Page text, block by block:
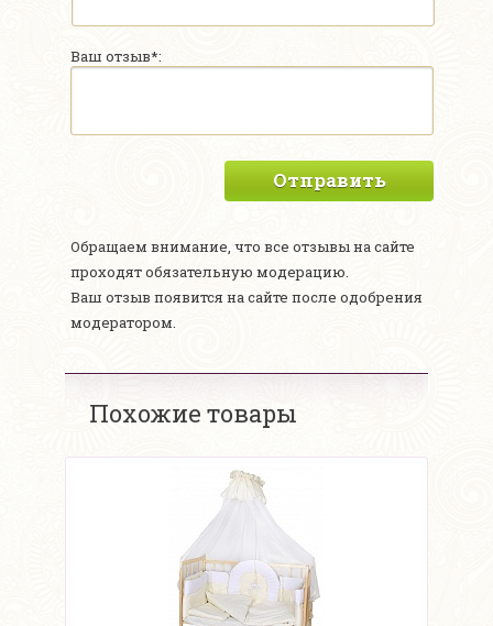
Ваш отзыв*:
Отправить
Обращаем внимание, что все отзывы на сайте
проходят обязательную модерацию.
Ваш отзыв появится на сайте после одобрения
модератором.
Похожие товары